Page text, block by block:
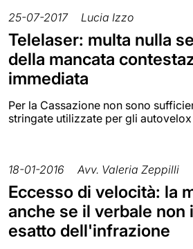
25-07-2017 Lucia Izzo
Telelaser: multa nulla
della mancata
immediata
Per la Cassazione non sono
stringate utilizzate per gli autovelox
18-01-2016 Avv. Valeria Zeppilli
Eccesso di velocità: la
anche se il verbale non
esatto dell'infrazione